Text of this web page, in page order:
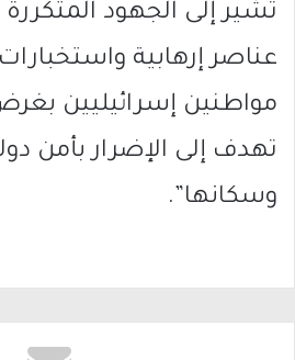
تشير إلى الجهود المتكررة
عناصر إرهابية
مواطنين إسرائيليين
تهدف إلى الإضرار بأمن
وسكانها”.